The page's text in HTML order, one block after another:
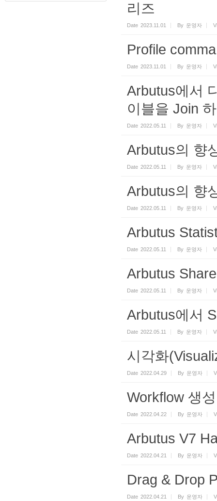
리즈
Date 2023.11.01 By 운영자
Profile
Date 2023.11.01 By 운영자
Arbutus에서
이블을 Join
Date 2022.05.11 By 운영자
Arbutus의 향
Date 2022.05.11 By 운영자
Arbutus의 향
Date 2022.05.11 By 운영자
Arbutus
Date 2022.05.11 By 운영자
Arbutus
Date 2022.05.11 By 운영자
Arbutus에서
Date 2022.05.11 By 운영자
시각화
Date 2022.04.29 By 운영자
Workflow 생
Date 2022.04.22 By 운영자
Arbutus V7
Date 2022.04.21 By 운영자
Drag & Drop
Date 2022.04.21 By 운영자